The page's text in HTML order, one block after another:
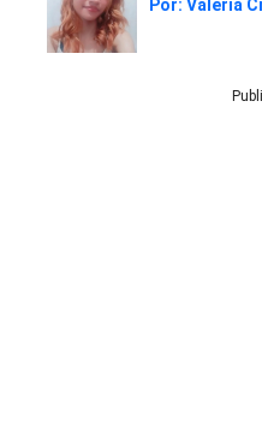
Por: Valéria